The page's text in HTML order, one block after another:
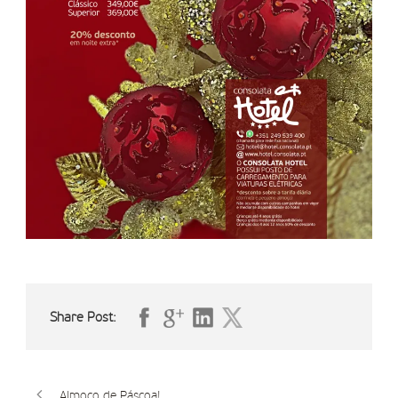
Share Post: